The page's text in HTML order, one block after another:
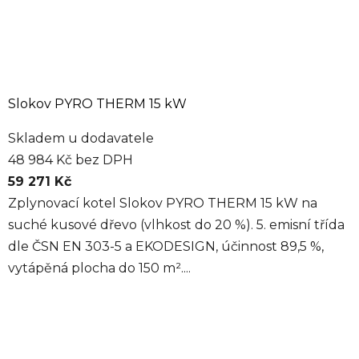
Slokov PYRO THERM 15 kW
Skladem u dodavatele
48 984 Kč bez DPH
59 271 Kč
Zplynovací kotel Slokov PYRO THERM 15 kW na
suché kusové dřevo (vlhkost do 20 %). 5. emisní třída
dle ČSN EN 303-5 a EKODESIGN, účinnost 89,5 %,
vytápěná plocha do 150 m²....